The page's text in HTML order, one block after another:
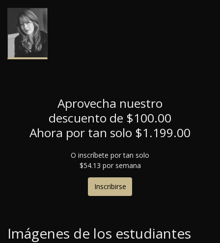
Aprovecha nuestro
descuento de $100.00
Ahora por tan solo $1.199.00
O inscríbete por tan solo
$54.13 por semana
Inscribirse
Imágenes de los estudiantes